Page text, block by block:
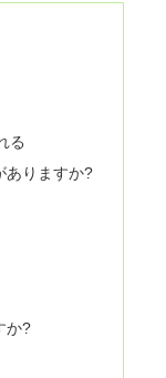
る
ありますか?
か?